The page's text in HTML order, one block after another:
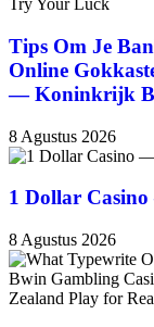
Tips Om Je
Online
— Koninkrijk
8 Agustus 2026
1 Dollar
8 Agustus 2026